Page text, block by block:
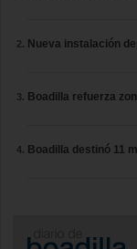
Nueva instalación
Boadilla refuerza
Boadilla destinó 11